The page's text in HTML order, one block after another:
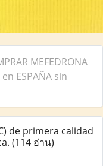
MEFEDRONA
ESPAÑA sin
de primera calidad
(114 อ่าน)